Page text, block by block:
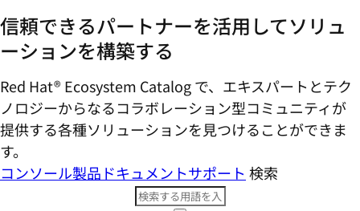
信頼できるパートナーを活用してソリュ
ーションを構築する
Red Hat® Ecosystem Catalog で、エキスパートとテク
ノロジーからなるコラボレーション型コミ​ュニティが
提供する各種ソリューションを見つけることができま
す。
コンソール製品ドキュメントサポート 検索